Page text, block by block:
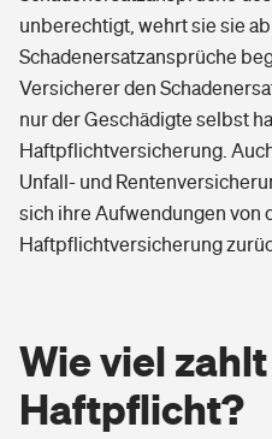
unberechtigt, wehrt sie sie
Schadenersatzansprüche
Versicherer den
nur der Geschädigte selbst
Haftpflichtversicherung.
Unfall- und
sich ihre Aufwendungen von
Haftpflichtversicherung
Wie viel
Haftpflicht?